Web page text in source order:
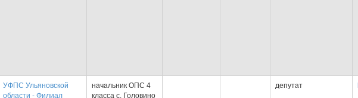
УФПС Ульяновской
области - Филиал
начальник ОПС 4
класса с. Головино
депутат